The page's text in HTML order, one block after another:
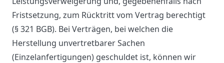
Fristsetzung, zum Rücktritt vom Vertrag berechtigt
(§ 321 BGB). Bei Verträgen, bei welchen die
Herstellung unvertretbarer Sachen
(Einzelanfertigungen) geschuldet ist, können wir